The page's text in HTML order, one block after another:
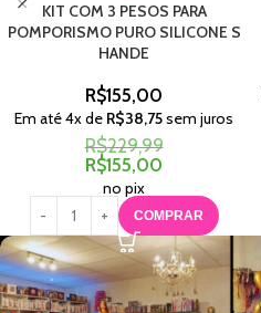
KIT COM 3 PESOS PARA
POMPORISMO PURO SILICONE S
HANDE
R$155,00
Em até4x de R$38,75sem juros
R$229,99
R$155,00
no pix
COMPRAR